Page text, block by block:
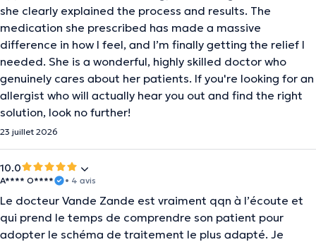
she clearly explained the process and results. The
medication she prescribed has made a massive
difference in how I feel, and I’m finally getting the relief I
needed. She is a wonderful, highly skilled doctor who
genuinely cares about her patients. If you're looking for an
allergist who will actually hear you out and find the right
solution, look no further!
23 juillet 2026
10.0
A**** O**** • 4 avis
Le docteur Vande Zande est vraiment qqn à l’écoute et
qui prend le temps de comprendre son patient pour
adopter le schéma de traitement le plus adapté. Je